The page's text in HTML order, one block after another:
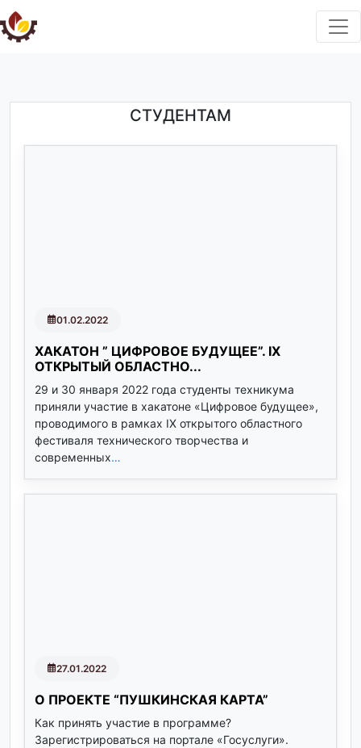
СТУДЕНТАМ
01.02.2022
ХАКАТОН ” ЦИФРОВОЕ БУДУЩЕЕ”. IX
ОТКРЫТЫЙ ОБЛАСТНО...
29 и 30 января 2022 года студенты техникума
приняли участие в хакатоне «Цифровое будущее»,
проводимого в рамках IX открытого областного
фестиваля технического творчества и
современных…
27.01.2022
О ПРОЕКТЕ “ПУШКИНСКАЯ КАРТА”
Как принять участие в программе?
Зарегистрироваться на портале «Госуслуги».